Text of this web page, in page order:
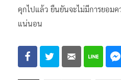
คุกไปแล้ว ยืนยันจะไม่มีการยอมค
แน่นอน